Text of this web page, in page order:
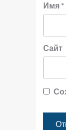
Имя *
Сайт